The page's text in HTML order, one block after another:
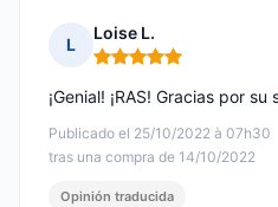
L
Loise L.
Nota: 5 de 5
Publicado el 25/10/2022 à 07h30
tras una compra de 14/10/2022
¡Genial! ¡RAS! Gracias por
Opinión traducida